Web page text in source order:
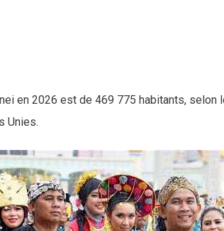
en 2026 est de 469 775 habitants,
Unies.